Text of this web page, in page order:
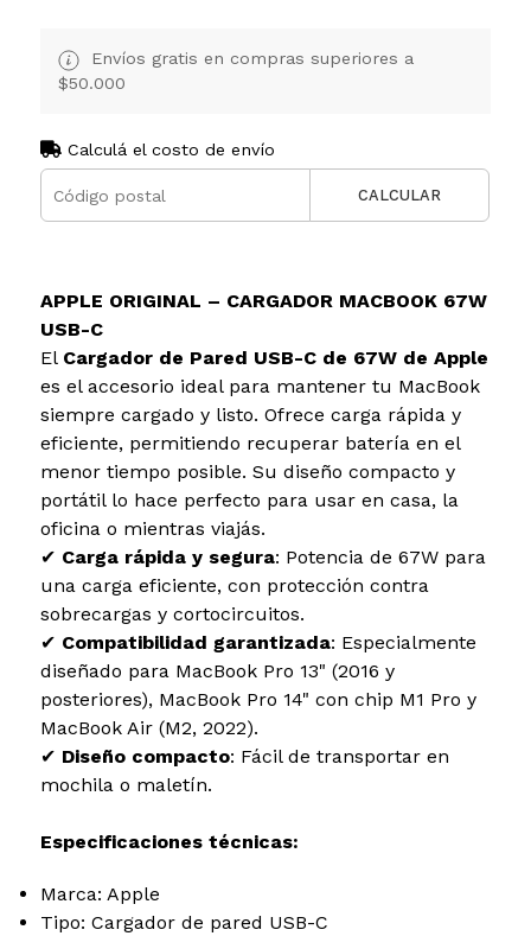
Envíos gratis en compras superiores a
$50.000
Calculá el costo de envío
CALCULAR
APPLE ORIGINAL – CARGADOR MACBOOK 67W
USB-C
El Cargador de Pared USB-C de 67W de Apple
es el accesorio ideal para mantener tu MacBook
siempre cargado y listo. Ofrece carga rápida y
eficiente, permitiendo recuperar batería en el
menor tiempo posible. Su diseño compacto y
portátil lo hace perfecto para usar en casa, la
oficina o mientras viajás.
✔ Carga rápida y segura: Potencia de 67W para
una carga eficiente, con protección contra
sobrecargas y cortocircuitos.
✔ Compatibilidad garantizada: Especialmente
diseñado para MacBook Pro 13" (2016 y
posteriores), MacBook Pro 14" con chip M1 Pro y
MacBook Air (M2, 2022).
✔ Diseño compacto: Fácil de transportar en
mochila o maletín.
Especificaciones técnicas:
Marca: Apple
Tipo: Cargador de pared USB-C